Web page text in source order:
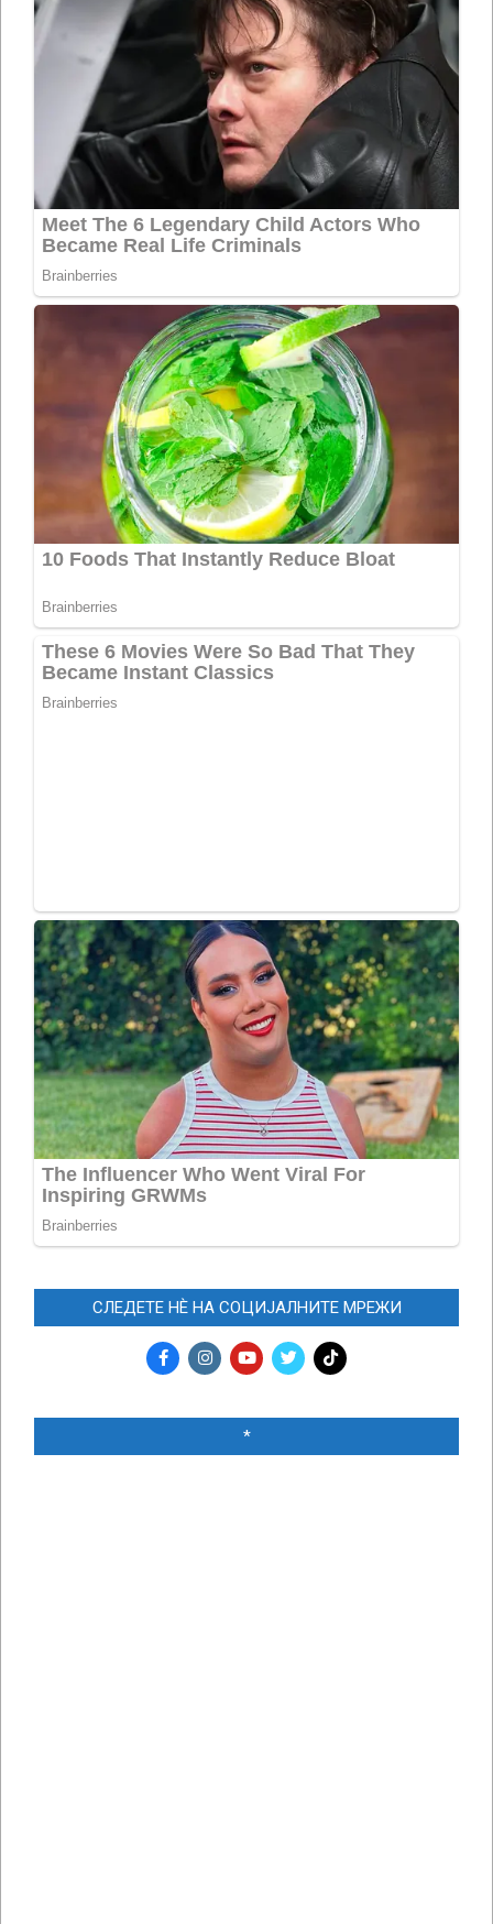
СЛЕДЕТЕ НЀ НА СОЦИЈАЛНИТЕ МРЕЖИ
*